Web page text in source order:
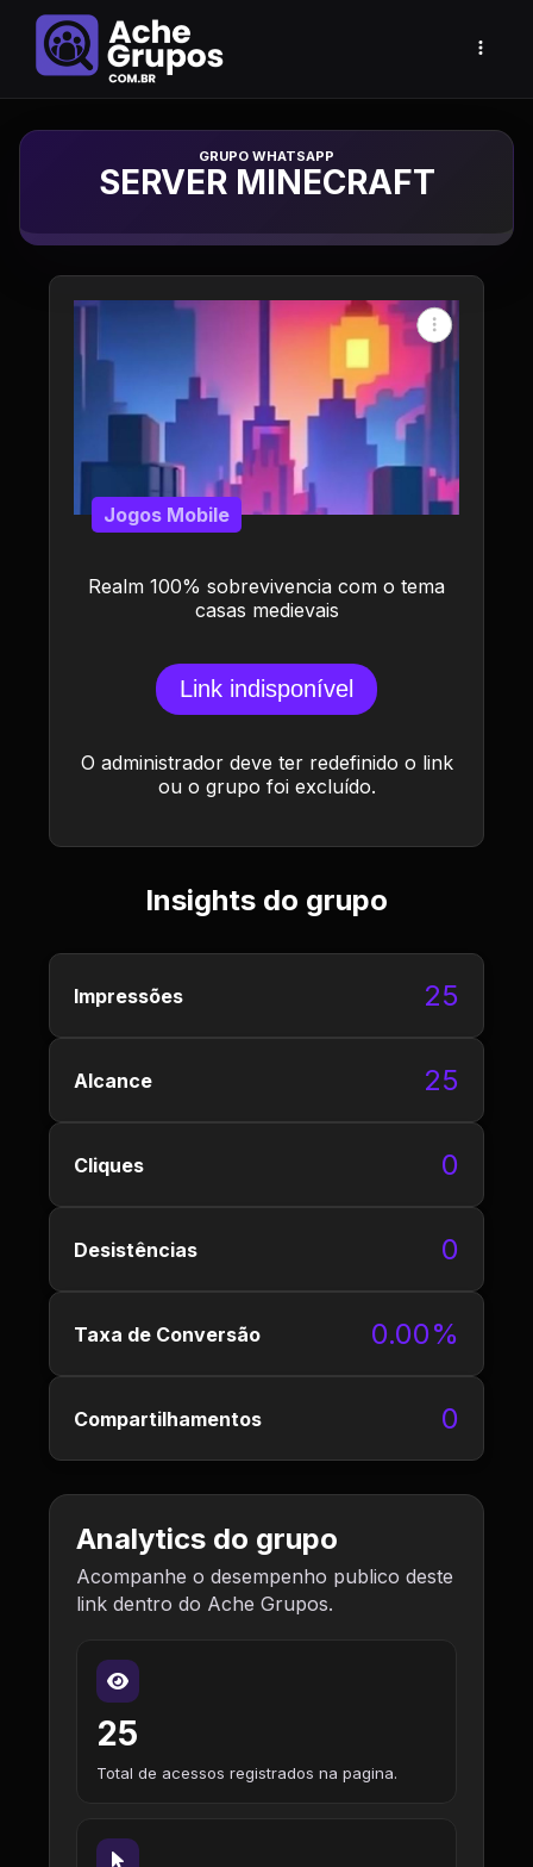
Grupo de Whatsapp
SERVER MINECRAFT
Realm 100% sobrevivencia com o tema
casas medievais
Jogos Mobile
Link indisponível
O administrador deve ter redefinido o link
ou o grupo foi excluído.
Insights do grupo
Impressões 25
Alcance 25
Cliques 0
Desistências 0
Taxa de Conversão 0.00%
Compartilhamentos 0
Analytics do grupo
Acompanhe o desempenho publico deste
link dentro do Ache Grupos.
25
Total de acessos registrados na pagina.